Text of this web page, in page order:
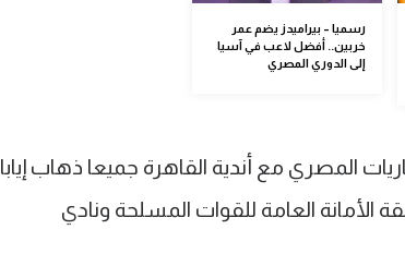
رسميا – بيراميدز يضم عمر
خربين.. أفضل لاعب في آسيا
إلى الدوري المصري
المصري مع أندية القاهرة جميعا ذهاب إيابا
الأمانة العامة للقوات المسلحة ونادي